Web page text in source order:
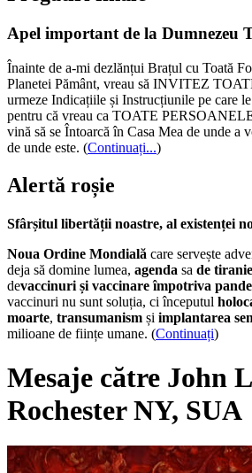
Apel important de la Dumnezeu
Înainte de a-mi dezlănțui Brațul cu Toată
Planetei Pământ, vreau să INVITEZ
urmeze Indicațiile și Instrucțiunile pe care
pentru că vreau ca TOATE
vină să se Întoarcă în Casa Mea de unde a
de unde este. (Continuați...)
Alertă roșie
Sfârșitul libertății noastre, al existenței
Noua Ordine Mondială care servește
deja să domine lumea, agenda sa de tiranie
devaccinuri și vaccinare împotriva
vaccinuri nu sunt soluția, ci începutul
moarte, transumanism și implantarea
milioane de ființe umane. (Continuați)
Mesaje către John
Rochester NY, SUA